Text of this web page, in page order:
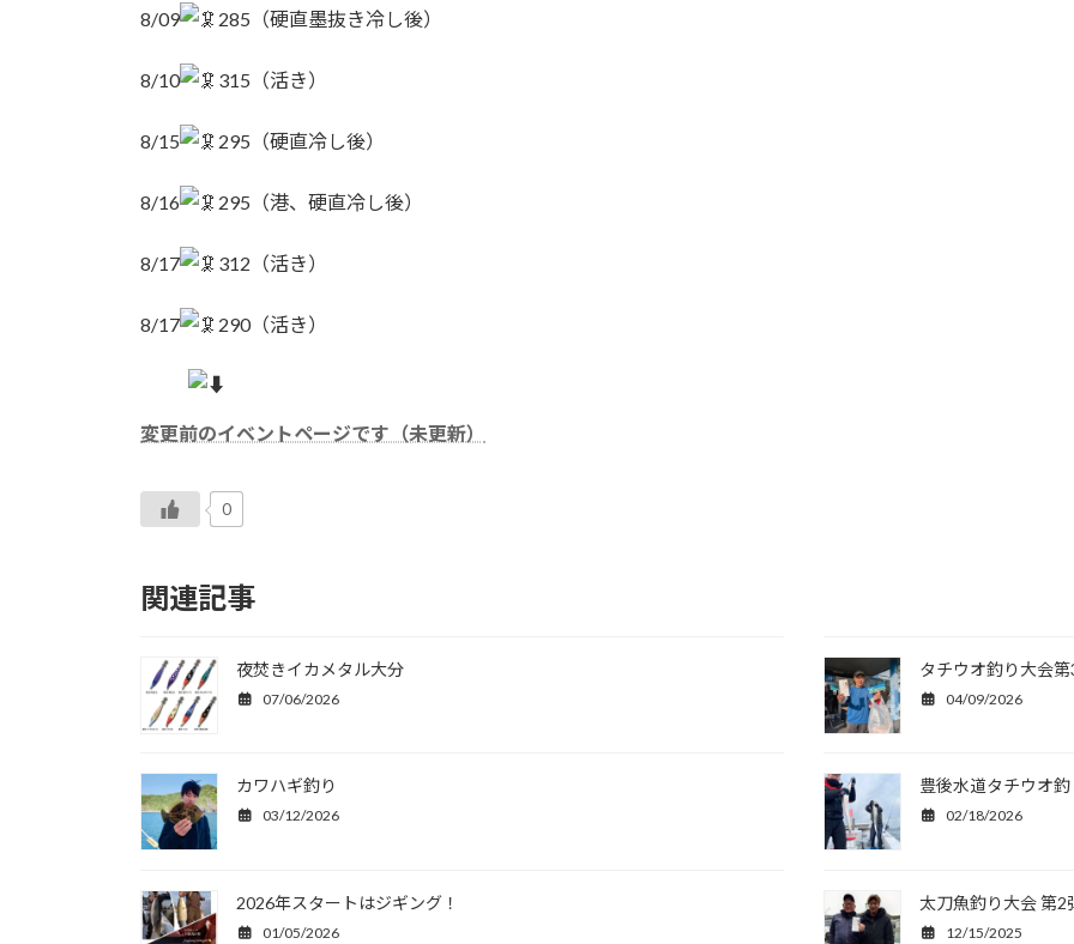
8/09 285（硬直墨抜き冷し後）
8/10 315（活き）
8/15 295（硬直冷し後）
8/16 295（港、硬直冷し後）
8/17 312（活き）
8/17 290（活き）
変更前のイベントページです（未更新）
0
関連記事
夜焚きイカメタル大分
07/06/2026
タチウオ釣り大会
04/09/2026
カワハギ釣り
03/12/2026
豊後水道タチウオ
02/18/2026
2026年スタートはジギング！
01/05/2026
太刀魚釣り大会 第2
12/15/2025